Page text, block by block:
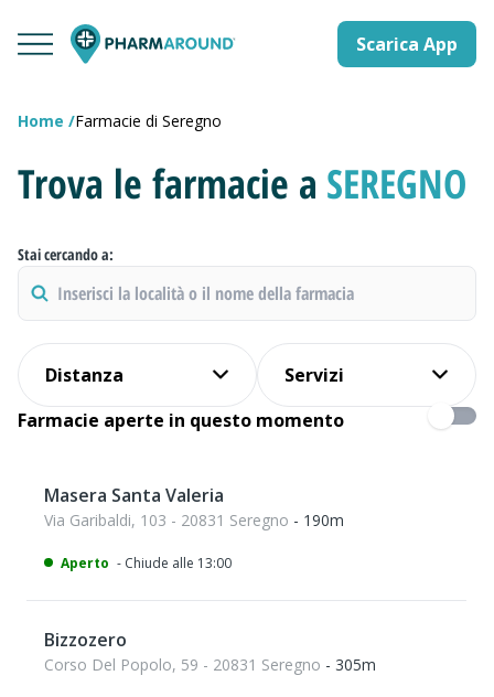
Scarica App
Home Farmacie di Seregno
Trova le farmacie a SEREGNO
Stai cercando a:
Distanza
Servizi
Farmacie aperte in questo momento
Masera Santa Valeria
Via Garibaldi, 103 - 20831 Seregno - 190m
Aperto - Chiude alle 13:00
Bizzozero
Corso Del Popolo, 59 - 20831 Seregno - 305m